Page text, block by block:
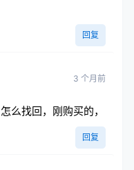
回复
3 个月前
么找回，刚购买的，
回复